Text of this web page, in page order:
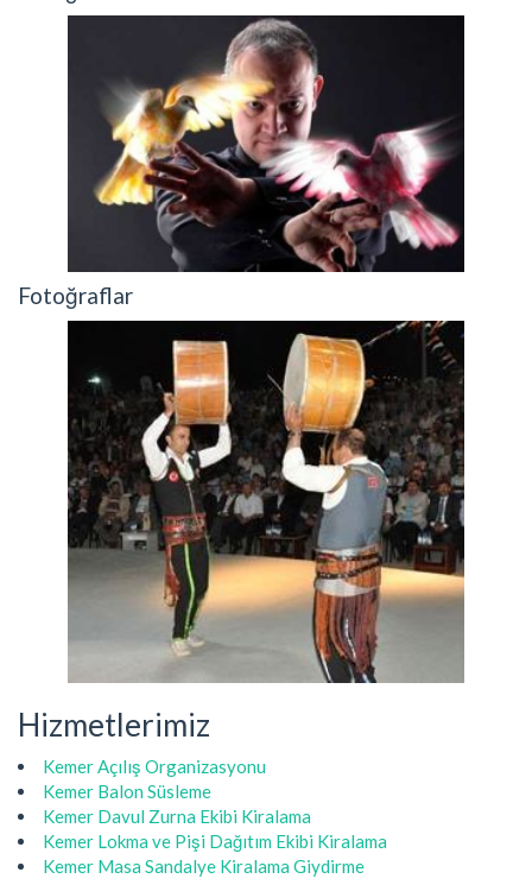
Fotoğraflar
Hizmetlerimiz
Kemer Açılış Organizasyonu
Kemer Balon Süsleme
Kemer Davul Zurna Ekibi Kiralama
Kemer Lokma ve Pişi Dağıtım Ekibi Kiralama
Kemer Masa Sandalye Kiralama Giydirme